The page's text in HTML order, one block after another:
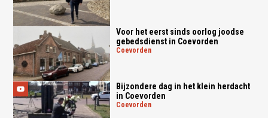
Voor het eerst sinds oorlog joodse
gebedsdienst in Coevorden
coevorden
Bijzondere dag in het klein herdacht
in Coevorden
coevorden